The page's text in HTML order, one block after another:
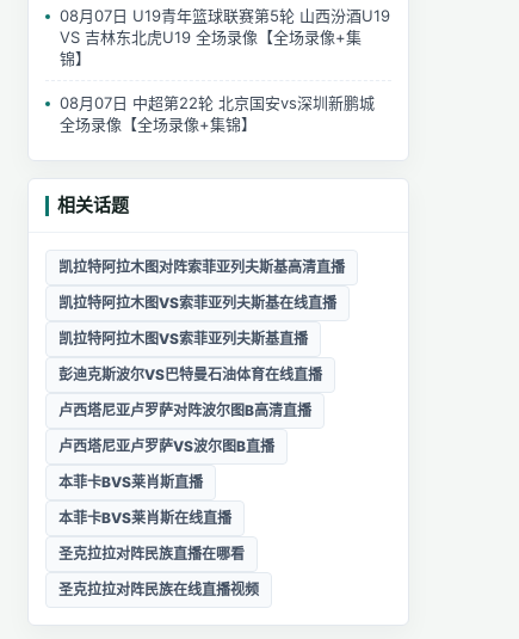
08月07日 U19青年篮球联赛第5轮 山西汾酒U19
VS 吉林东北虎U19 全场录像【全场录像+集
锦】
08月07日 中超第22轮 北京国安vs深圳新鹏城
全场录像【全场录像+集锦】
相关话题
凯拉特阿拉木图对阵索菲亚列夫斯基高清直播
凯拉特阿拉木图VS索菲亚列夫斯基在线直播
凯拉特阿拉木图VS索菲亚列夫斯基直播
彭迪克斯波尔VS巴特曼石油体育在线直播
卢西塔尼亚卢罗萨对阵波尔图B高清直播
卢西塔尼亚卢罗萨VS波尔图B直播
本菲卡BVS莱肖斯直播
本菲卡BVS莱肖斯在线直播
圣克拉拉对阵民族直播在哪看
圣克拉拉对阵民族在线直播视频